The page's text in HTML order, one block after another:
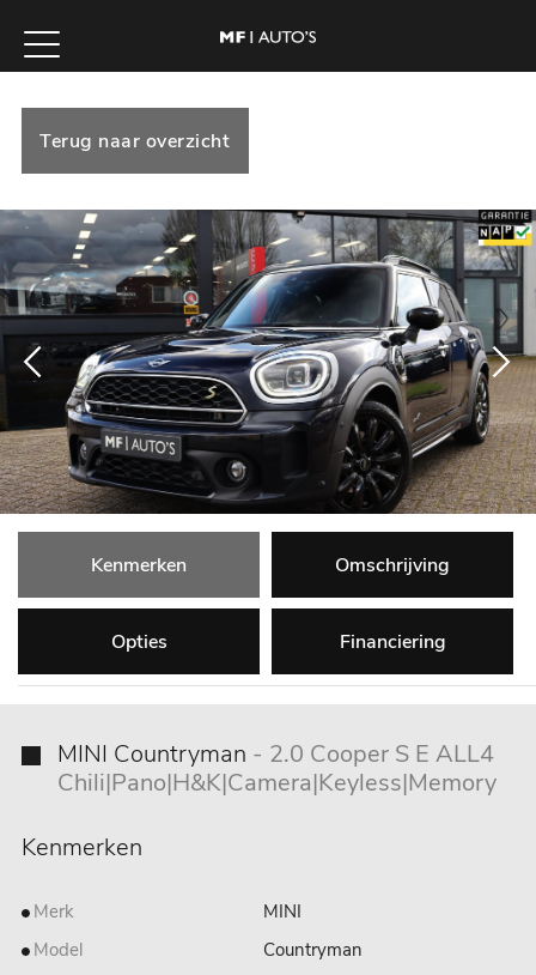
Terug naar overzicht
Kenmerken Omschrijving
Opties Financiering
MINI Countryman - 2.0 Cooper S E ALL4
Chili|Pano|H&K|Camera|Keyless|Memory
Kenmerken
Merk
MINI
Model
Countryman